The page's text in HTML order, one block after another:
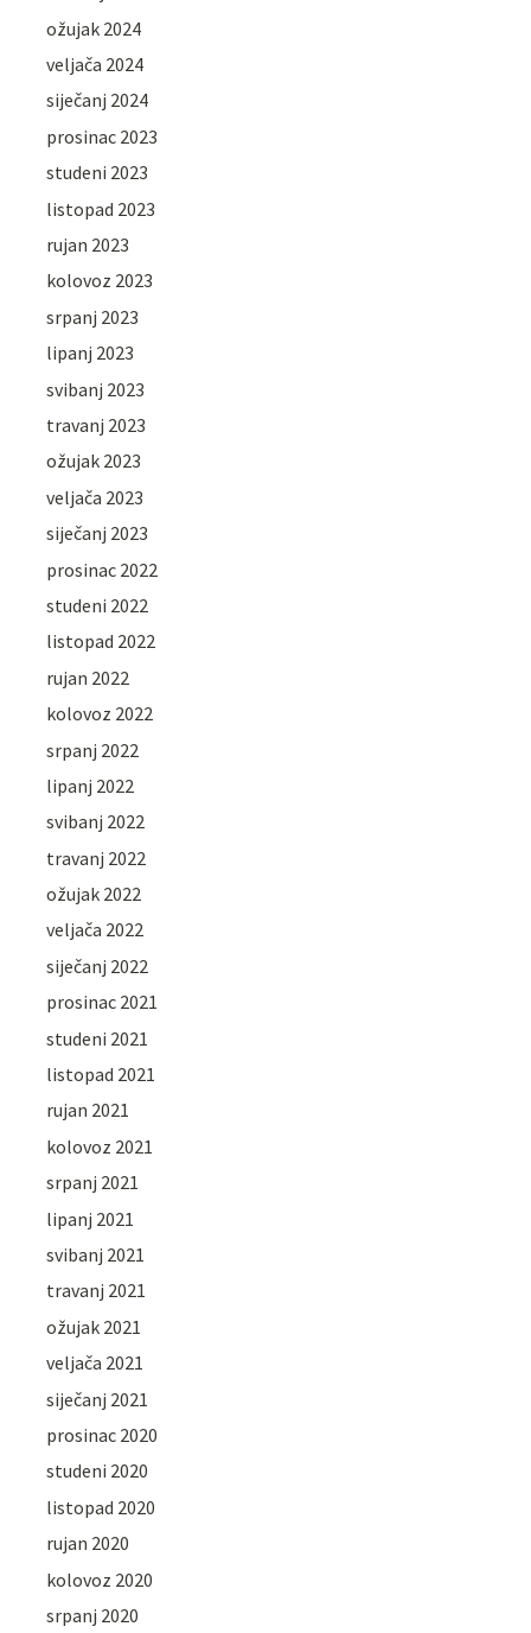
ožujak 2024
veljača 2024
siječanj 2024
prosinac 2023
studeni 2023
listopad 2023
rujan 2023
kolovoz 2023
srpanj 2023
lipanj 2023
svibanj 2023
travanj 2023
ožujak 2023
veljača 2023
siječanj 2023
prosinac 2022
studeni 2022
listopad 2022
rujan 2022
kolovoz 2022
srpanj 2022
lipanj 2022
svibanj 2022
travanj 2022
ožujak 2022
veljača 2022
siječanj 2022
prosinac 2021
studeni 2021
listopad 2021
rujan 2021
kolovoz 2021
srpanj 2021
lipanj 2021
svibanj 2021
travanj 2021
ožujak 2021
veljača 2021
siječanj 2021
prosinac 2020
studeni 2020
listopad 2020
rujan 2020
kolovoz 2020
srpanj 2020